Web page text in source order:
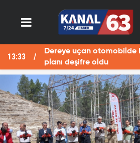
13:33
Dereye uçan otomobilde
planı deşifre oldu